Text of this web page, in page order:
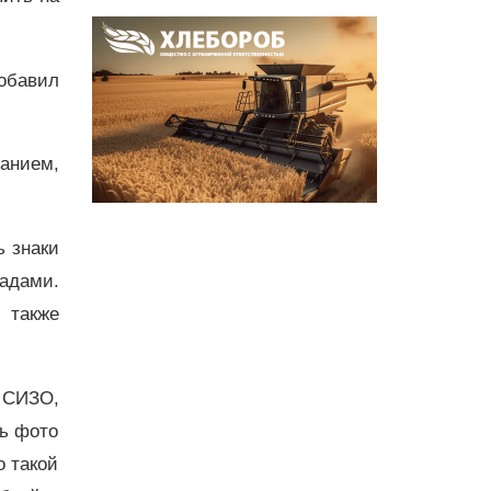
знаки
СИЗО,
фото
такой